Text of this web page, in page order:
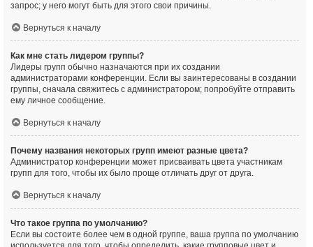
запрос; у него могут быть для этого свои причины.
Вернуться к началу
Как мне стать лидером группы?
Лидеры групп обычно назначаются при их создании
администраторами конференции. Если вы заинтересованы в создании
группы, сначала свяжитесь с администратором; попробуйте отправить
ему личное сообщение.
Вернуться к началу
Почему названия некоторых групп имеют разные цвета?
Администратор конференции может присваивать цвета участникам
групп для того, чтобы их было проще отличать друг от друга.
Вернуться к началу
Что такое группа по умолчанию?
Если вы состоите более чем в одной группе, ваша группа по умолчанию